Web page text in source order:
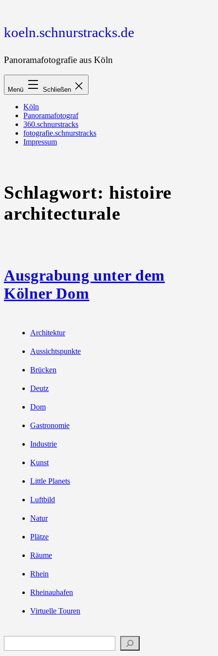
koeln.schnurstracks.de
Panoramafotografie aus Köln
Menü Schließen
Köln
Panoramafotograf
360.schnurstracks
fotografie.schnurstracks
Impressum
Schlagwort: histoire
architecturale
Ausgrabung unter dem
Kölner Dom
Architektur
Aussichtspunkte
Brücken
Deutz
Dom
Gastronomie
Industrie
Kunst
Little Planets
Luftbild
Natur
Plätze
Räume
Rhein
Rheinauhafen
Virtuelle Touren